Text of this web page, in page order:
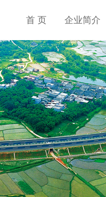
首 页 企业简介